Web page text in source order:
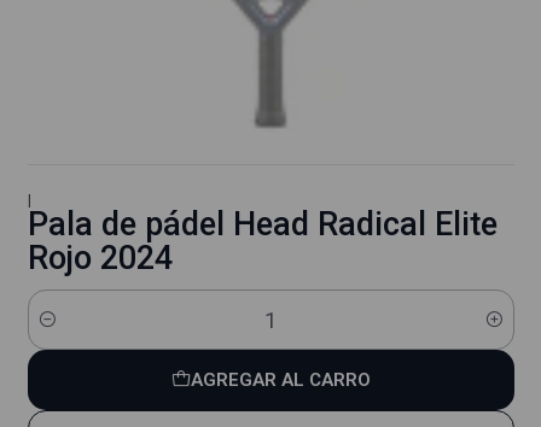
|
Pala de pádel Head Radical Elite
Rojo 2024
Cantidad
AGREGAR AL CARRO